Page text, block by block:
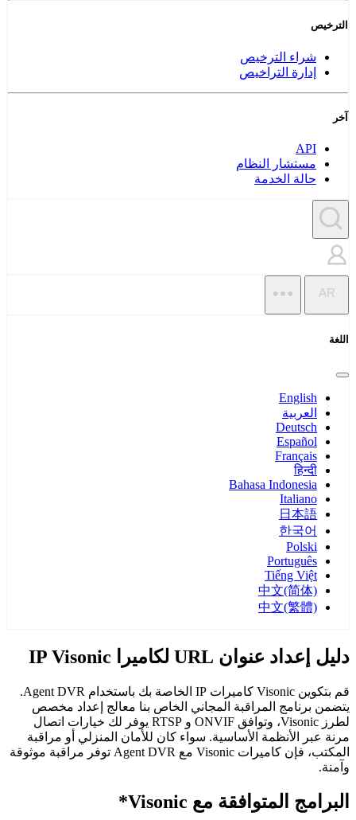
الترخيص
شراء الترخيص
إدارة التراخيص
آخر
API
مستشار النظام
حالة الخدمة
AR
اللغة
English
العربية
Deutsch
Español
Français
हिन्दी
Bahasa Indonesia
Italiano
日本語
한국어
Polski
Português
Tiếng Việt
中文(简体)
中文(繁體)
دليل إعداد عنوان URL لكاميرا IP Visonic
قم بتكوين Visonic كاميرات IP الخاصة بك باستخدام Agent DVR.
يتضمن برنامج المراقبة المجاني الخاص بنا معالج إعداد مخصص
لطرز Visonic، وتوافق ONVIF و RTSP يوفر لك خيارات اتصال
مرنة عبر الأنظمة الأساسية. سواء كان للأمان المنزلي أو مراقبة
المكتب، فإن كاميرات Visonic مع Agent DVR توفر مراقبة موثوقة
وآمنة.
البرامج المتوافقة مع Visonic*